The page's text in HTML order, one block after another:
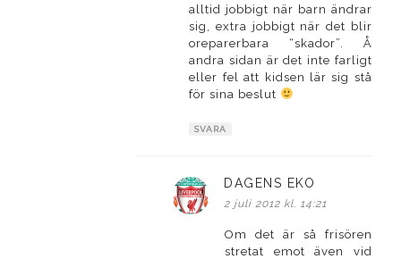
alltid jobbigt när barn ändrar
sig, extra jobbigt när det blir
oreparerbara “skador”. Å
andra sidan är det inte farligt
eller fel att kidsen lär sig stå
för sina beslut
SVARA
DAGENS EKO
2 juli 2012 kl. 14:21
Om det är så frisören
stretat emot även vid